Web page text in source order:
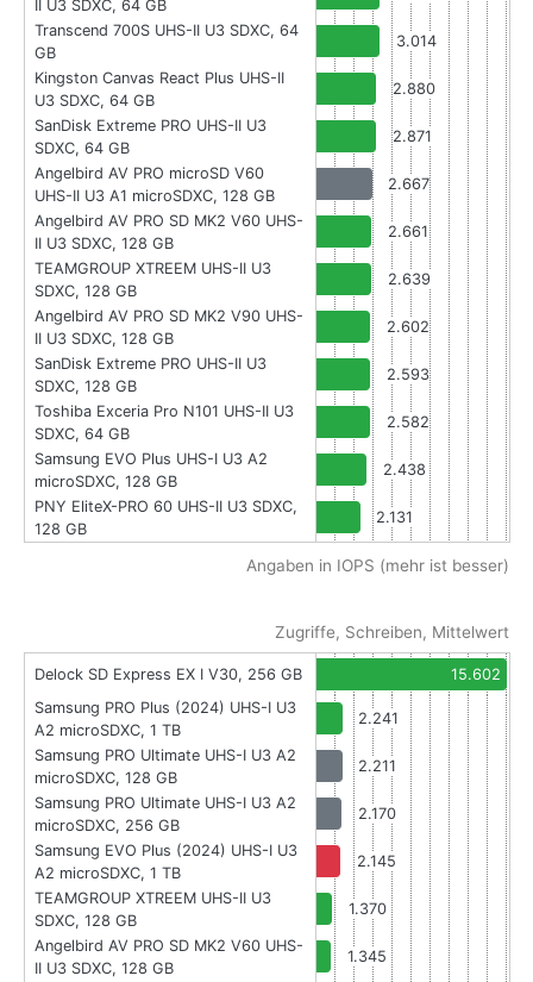
II U3 SDXC, 64 GB
Transcend 700S UHS-II U3 SDXC, 64
GB
3.014
Kingston Canvas React Plus UHS-II
U3 SDXC, 64 GB
2.880
SanDisk Extreme PRO UHS-II U3
SDXC, 64 GB
2.871
Angelbird AV PRO microSD V60
UHS-II U3 A1 microSDXC, 128 GB
2.667
Angelbird AV PRO SD MK2 V60 UHS-
II U3 SDXC, 128 GB
2.661
TEAMGROUP XTREEM UHS-II U3
SDXC, 128 GB
2.639
Angelbird AV PRO SD MK2 V90 UHS-
II U3 SDXC, 128 GB
2.602
SanDisk Extreme PRO UHS-II U3
SDXC, 128 GB
2.593
Toshiba Exceria Pro N101 UHS-II U3
SDXC, 64 GB
2.582
Samsung EVO Plus UHS-I U3 A2
microSDXC, 128 GB
2.438
PNY EliteX-PRO 60 UHS-II U3 SDXC,
128 GB
2.131
Angaben in IOPS (mehr ist besser)
Zugriffe, Schreiben, Mittelwert
Delock SD Express EX I V30, 256 GB
15.602
Samsung PRO Plus (2024) UHS-I U3
A2 microSDXC, 1 TB
2.241
Samsung PRO Ultimate UHS-I U3 A2
microSDXC, 128 GB
2.211
Samsung PRO Ultimate UHS-I U3 A2
microSDXC, 256 GB
2.170
Samsung EVO Plus (2024) UHS-I U3
A2 microSDXC, 1 TB
2.145
TEAMGROUP XTREEM UHS-II U3
SDXC, 128 GB
1.370
Angelbird AV PRO SD MK2 V60 UHS-
II U3 SDXC, 128 GB
1.345